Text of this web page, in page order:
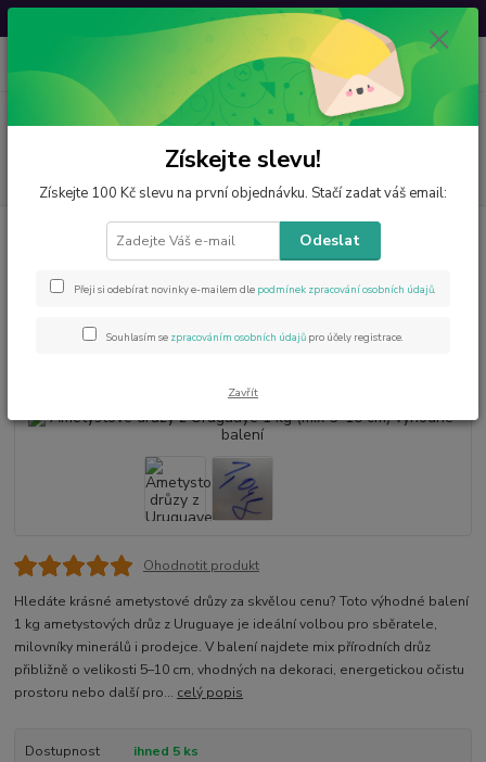
Svatovavřinecká sleva: 20 % s kódemVAVRINEC20
Menu
CZK 0
za
Minerály od A do Z
Ametystové drůzy z Uruguaye 1 kg
(mix 5–10 cm) výhodné balení
Ametystové drůzy z Uruguaye 1
kg (mix 5–10 cm) výhodné balení
Ohodnotit produkt
Hledáte krásné ametystové drůzy za skvělou cenu? Toto výhodné balení
1 kg ametystových drůz z Uruguaye je ideální volbou pro sběratele,
milovníky minerálů i prodejce. V balení najdete mix přírodních drůz
přibližně o velikosti 5–10 cm, vhodných na dekoraci, energetickou očistu
prostoru nebo další pro... celý popis
Dostupnost
ihned 5 ks
Získejte slevu!
Získejte 100 Kč slevu na první objednávku. Stačí zadat váš email:
Odeslat
Přeji si odebírat novinky e-mailem dle podmínek zpracování osobních údajů.
Souhlasím se zpracováním osobních údajů pro účely registrace.
Zavřít